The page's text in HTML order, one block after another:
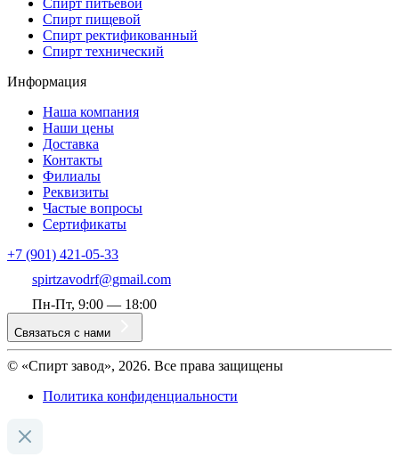
Спирт питьевой
Спирт пищевой
Спирт ректификованный
Спирт технический
Информация
Наша компания
Наши цены
Доставка
Контакты
Филиалы
Реквизиты
Частые вопросы
Сертификаты
+7 (901) 421-05-33
spirtzavodrf@gmail.com
Пн-Пт, 9:00 — 18:00
Связаться с нами
© «Спирт завод», 2026. Все права защищены
Политика конфиденциальности